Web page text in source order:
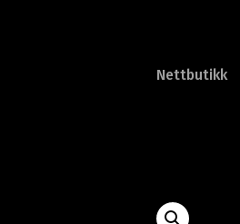
Nettbutikk